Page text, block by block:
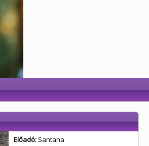
Előadó: Santana